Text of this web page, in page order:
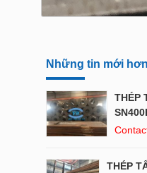
Những tin mới hơn
THÉP
THÉP